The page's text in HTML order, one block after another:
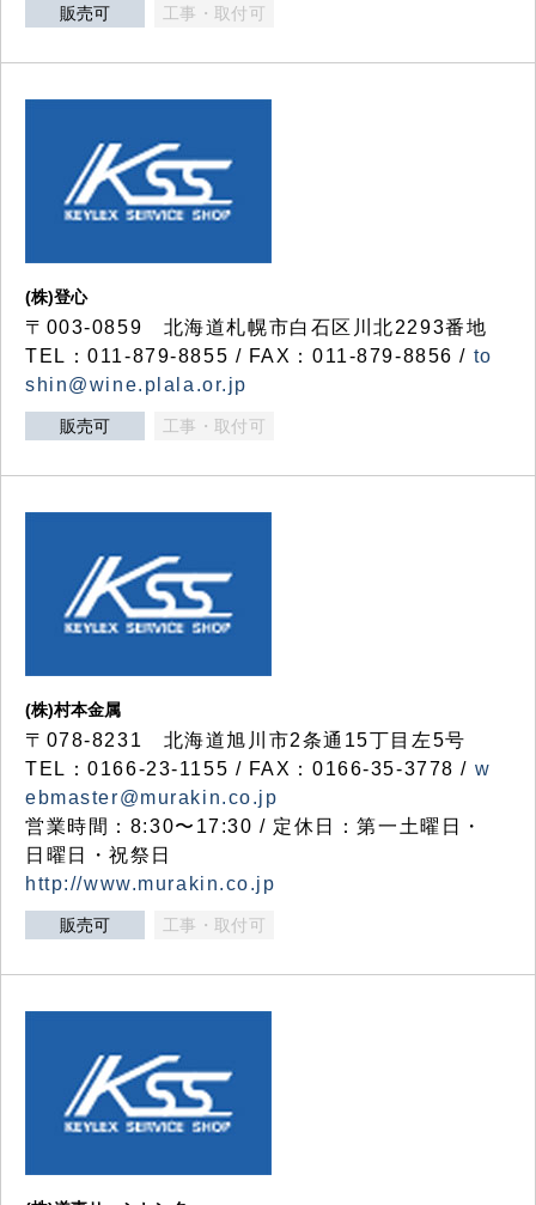
販売可 工事・取付可
(株)登心
〒003-0859 北海道札幌市白石区川北2293番地
TEL：011-879-8855 / FAX：011-879-8856 / to
shin@wine.plala.or.jp
販売可 工事・取付可
(株)村本金属
〒078-8231 北海道旭川市2条通15丁目左5号
TEL：0166-23-1155 / FAX：0166-35-3778 / w
ebmaster@murakin.co.jp
営業時間：8:30〜17:30 / 定休日：第一土曜日・
日曜日・祝祭日
http://www.murakin.co.jp
販売可 工事・取付可